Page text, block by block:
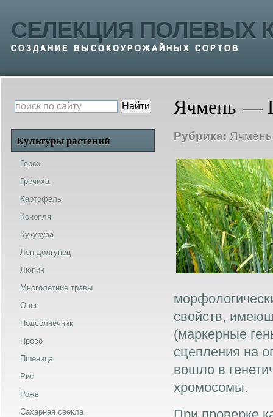
СЕЛЕКЦИЯ ПОЛЕВЫХ
СОЗДАНИЕ ВЫСОКОУРОЖАЙНЫХ СОРТОВ
Ячмень —
Рубрика: Ячмень
свойств,
(маркерные
сцепления на
вошло в
хромосомы.
Культуры растений
Горох
Гречиха
Картофель
Конопля
Кукуруза
Лен-долгунец
Люпин
Многолетние травы
Овес
Подсолнечник
Просо
Пшеница
Рис
Рожь
Сахарная свекла